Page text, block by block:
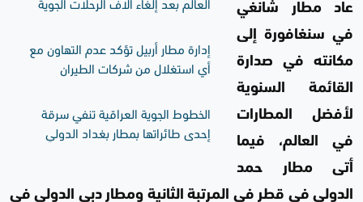
إدارة مطار أربيل تؤكد عدم التهاون مع
أي استغلال من شركات الطيران
الخطوط الجوية العراقية تنفي سرقة
إحدى طائراتها بمطار بغداد الدولي
عاد مطار شانغي
في سنغافورة إلى
مكانته في صدارة
القائمة السنوية
لأفضل المطارات
في العالم، فيما
أتى مطار حمد
الدولي في قطر في المرتبة الثانية ومطار دبي الدولي في